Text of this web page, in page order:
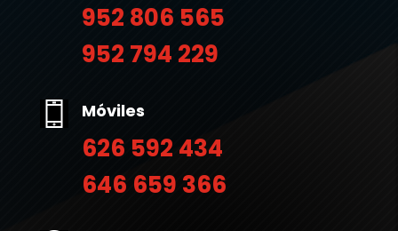
952 806 565
952 794 229
Móviles
626 592 434
646 659 366